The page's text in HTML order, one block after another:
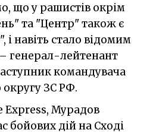
що у рашистів окрім
та "Центр" також є
і навіть стало відомим
генерал-лейтенант
командувача
округу ЗС РФ.
Express, Мурадов
бойових дій на Сході